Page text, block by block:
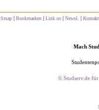
Smap | Bookmarken | Link us | Newsl. | Kontakt
Mach
© Studserv.de für